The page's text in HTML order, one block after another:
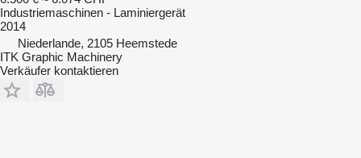
Industriemaschinen - Laminiergerät
2014
Niederlande, 2105 Heemstede
ITK Graphic Machinery
Verkäufer kontaktieren